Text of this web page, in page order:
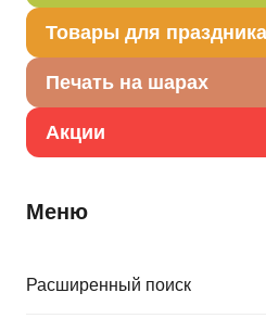
Товары для праздника
Печать на шарах
Акции
Меню
Расширенный поиск
Ф Б/РИС